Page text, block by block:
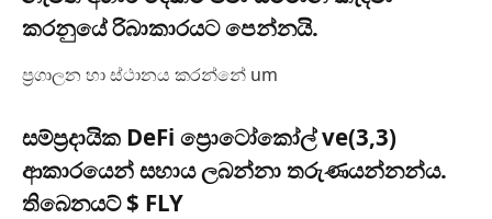
කරනුයේ රිබාකාරයට පෙන්නයි.
ප්‍රගාලන හා ස්ථානය කරන්නේ um
සම්ප්‍රදායික DeFi ප්‍රොටෝකෝල් ve(3,3)
ආකාරයෙන් සහාය ලබන්නා තරුණයන්නන්ය.
තිබෙනයට් $ FLY